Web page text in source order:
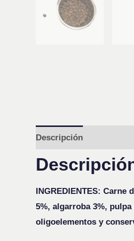
Descripción
INGREDIENTES:
5%, algarroba 3%,
oligoelementos y